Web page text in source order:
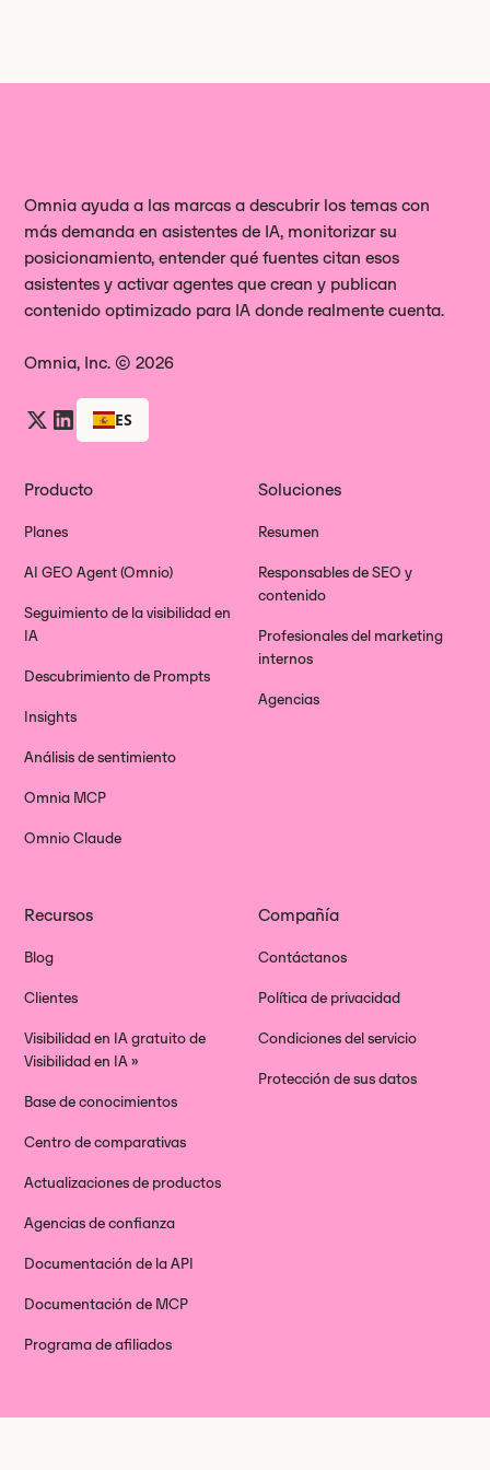
Omnia ayuda a las marcas a descubrir los temas con
más demanda en asistentes de IA, monitorizar su
posicionamiento, entender qué fuentes citan esos
asistentes y activar agentes que crean y publican
contenido optimizado para IA donde realmente cuenta.
Omnia, Inc. © 2026
ES
Producto
Planes
AI GEO Agent (Omnio)
Seguimiento de la visibilidad en
IA
Descubrimiento de Prompts
Insights
Análisis de sentimiento
Omnia MCP
Omnio Claude
Soluciones
Resumen
Responsables de SEO y
contenido
Profesionales del marketing
internos
Agencias
Recursos
Blog
Clientes
Visibilidad en IA gratuito de
Visibilidad en IA »
Base de conocimientos
Centro de comparativas
Actualizaciones de productos
Agencias de confianza
Documentación de la API
Documentación de MCP
Programa de afiliados
Compañía
Contáctanos
Política de privacidad
Condiciones del servicio
Protección de sus datos